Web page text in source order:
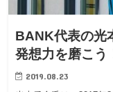
BANK代表の光
発想力を磨こう
2019.08.23